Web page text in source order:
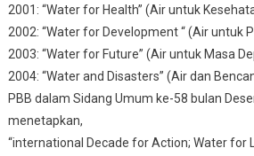
2001: “Water for Health” (Air untuk
2002: “Water for Development “ (Air untuk
2003: “Water for Future” (Air untuk Masa
2004: “Water and Disasters” (Air dan
PBB dalam Sidang Umum ke-58 bulan
menetapkan,
“international Decade for Action; Water for